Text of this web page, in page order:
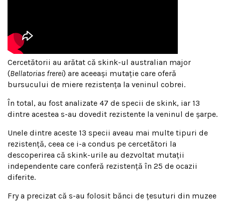
Cercetătorii au arătat că skink-ul australian major
(Bellatorias frerei) are aceeași mutație care oferă
bursucului de miere rezistența la veninul cobrei.
În total, au fost analizate 47 de specii de skink, iar 13
dintre acestea s-au dovedit rezistente la veninul de șarpe.
Unele dintre aceste 13 specii aveau mai multe tipuri de
rezistență, ceea ce i-a condus pe cercetători la
descoperirea că skink-urile au dezvoltat mutații
independente care conferă rezistență în 25 de ocazii
diferite.
Fry a precizat că s-au folosit bănci de țesuturi din muzee